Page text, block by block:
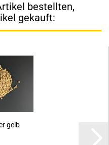
bestellten,
gekauft:
gelb